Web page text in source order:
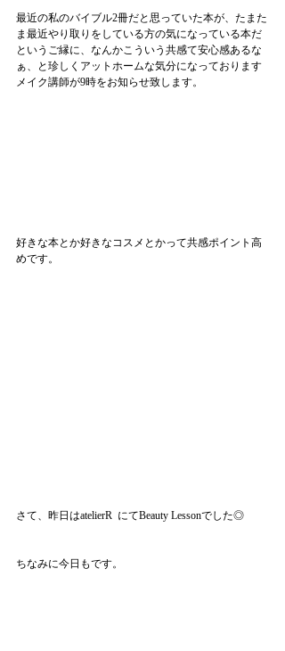
最近の私のバイブル2冊だと思っていた本が、たまた
ま最近やり取りをしている方の気になっている本だ
というご縁に、なんかこういう共感て安心感あるな
ぁ、と珍しくアットホームな気分になっております
メイク講師が9時をお知らせ致します。
好きな本とか好きなコスメとかって共感ポイント高
めです。
さて、昨日はatelierR  にてBeauty Lessonでした◎
ちなみに今日もです。